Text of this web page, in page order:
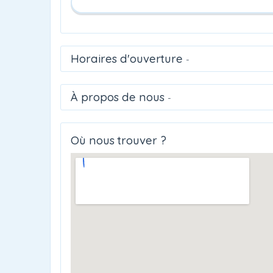
Horaires d'ouverture -
À propos de nous -
Où nous trouver ?